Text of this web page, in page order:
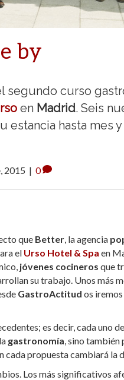
by
segundo curso
en Madrid. Seis
estancia hasta mes
2015 | 0
que Better , la agencia
el Urso Hotel & Spa en
jóvenes cocineros que
su trabajo. Unos más
GastroActitud os
es decir, cada uno
gastronomía , sino
cada propuesta cambiará la
Los más significativos